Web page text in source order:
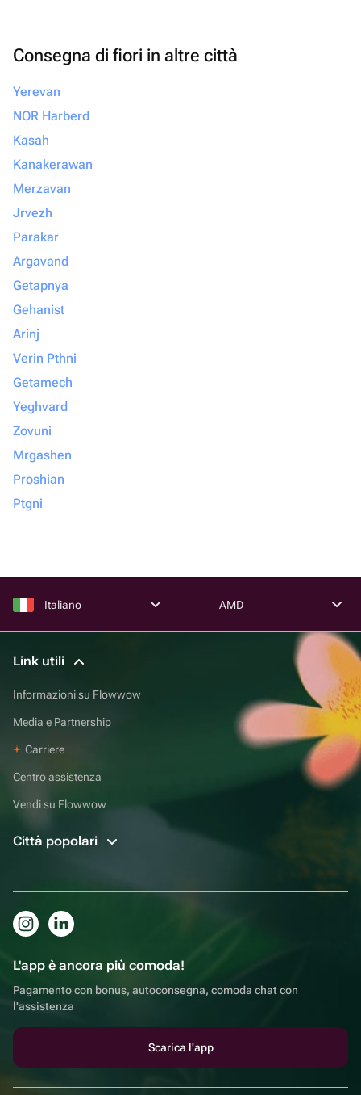
Consegna di fiori in altre città
Yerevan
NOR Harberd
Kasah
Kanakerawan
Merzavan
Jrvezh
Parakar
Argavand
Getapnya
Gehanist
Arinj
Verin Pthni
Getamech
Yeghvard
Zovuni
Mrgashen
Proshian
Ptgni
Italiano AMD
Link utili
Informazioni su Flowwow
Media e Partnership
Carriere
Centro assistenza
Vendi su Flowwow
Città popolari
L'app è ancora più comoda!
Pagamento con bonus, autoconsegna, comoda chat con
l'assistenza
Scarica l'app